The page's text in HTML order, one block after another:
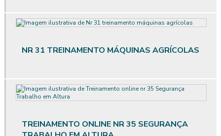
Avaliação ergonômica preliminar das situações de trabalho
Avaliação qualitativa de vibração
Avaliação quantitativa agentes químicos
Avaliação quantitativa de calor
NR 31 TREINAMENTO MÁQUINAS AGRÍCOLAS
TREINAMENTO ONLINE NR 35 SEGURANÇA